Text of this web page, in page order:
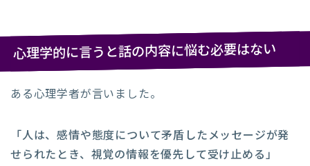
心理学的に言うと話の内容に悩む必要はない
ある心理学者が言いました。
「人は、感情や態度について矛盾したメッセージが発
せられたとき、視覚の情報を優先して受け止める」